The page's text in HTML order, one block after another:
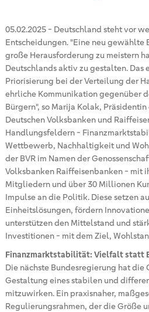
05.02.2025- Deutschland steht vor
Entscheidungen. "Eine neu
große Herausforderung zu meistern
Deutschlands aktiv zu gestalten. Das
Priorisierung bei der Verteilung der
ehrliche Kommunikation gegenüber
Bürgern", so Marija Kolak,
Deutschen Volksbanken und
Handlungsfeldern -
Wettbewerb, Nachhaltigkeit und
der BVR im Namen der
Volksbanken Raiffeisenbanken - mit
Mitgliedern und über 30 Millionen
Impulse an die Politik. Diese setzen
Einheitslösungen, fördern
unterstützen den Mittelstand und
Investitionen - mit dem Ziel,
Finanzmarktstabilität: Vielfalt statt
Die nächste Bundesregierung hat die
Gestaltung eines stabilen und
mitzuwirken. Ein praxisnaher,
Regulierungsrahmen, der die Größe